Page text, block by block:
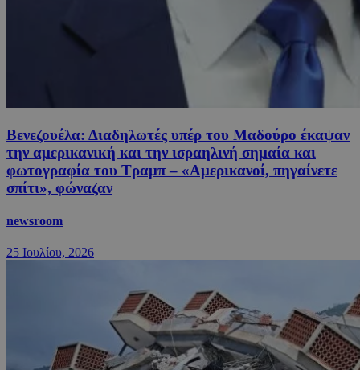
Βενεζουέλα: Διαδηλωτές υπέρ του Μαδούρο έκαψαν
την αμερικανική και την ισραηλινή σημαία και
φωτογραφία του Τραμπ – «Αμερικανοί, πηγαίνετε
σπίτι», φώναζαν
newsroom
25 Ιουλίου, 2026